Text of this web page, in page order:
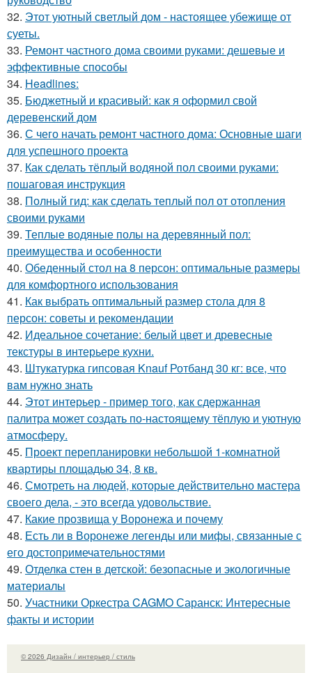
32. Этот уютный светлый дом - настоящее убежище от
суеты.
33. Ремонт частного дома своими руками: дешевые и
эффективные способы
34. Headlines:
35. Бюджетный и красивый: как я оформил свой
деревенский дом
36. С чего начать ремонт частного дома: Основные шаги
для успешного проекта
37. Как сделать тёплый водяной пол своими руками:
пошаговая инструкция
38. Полный гид: как сделать теплый пол от отопления
своими руками
39. Теплые водяные полы на деревянный пол:
преимущества и особенности
40. Обеденный стол на 8 персон: оптимальные размеры
для комфортного использования
41. Как выбрать оптимальный размер стола для 8
персон: советы и рекомендации
42. Идеальное сочетание: белый цвет и древесные
текстуры в интерьере кухни.
43. Штукатурка гипсовая Knauf Ротбанд 30 кг: все, что
вам нужно знать
44. Этот интерьер - пример того, как сдержанная
палитра может создать по-настоящему тёплую и уютную
атмосферу.
45. Проект перепланировки небольшой 1-комнатной
квартиры площадью 34, 8 кв.
46. Смотреть на людей, которые действительно мастера
своего дела, - это всегда удовольствие.
47. Какие прозвища у Воронежа и почему
48. Есть ли в Воронеже легенды или мифы, связанные с
его достопримечательностями
49. Отделка стен в детской: безопасные и экологичные
материалы
50. Участники Оркестра CAGMO Саранск: Интересные
факты и истории
© 2026 Дизайн / интерьер / стиль